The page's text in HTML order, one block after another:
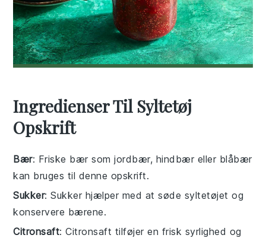
Ingredienser Til Syltetøj
Opskrift
Bær: Friske bær som jordbær, hindbær eller blåbær
kan bruges til denne opskrift.
Sukker: Sukker hjælper med at søde syltetøjet og
konservere bærene.
Citronsaft: Citronsaft tilføjer en frisk syrlighed og